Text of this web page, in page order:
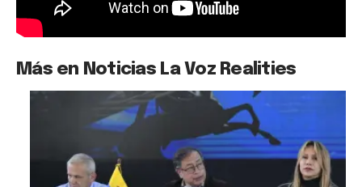
Más en Noticias La Voz Realities